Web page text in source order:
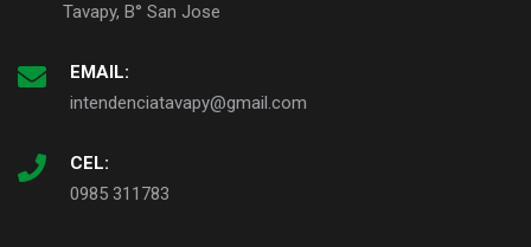
Tavapy, B° San Jose
EMAIL:
intendenciatavapy@gmail.com
CEL:
0985 311783